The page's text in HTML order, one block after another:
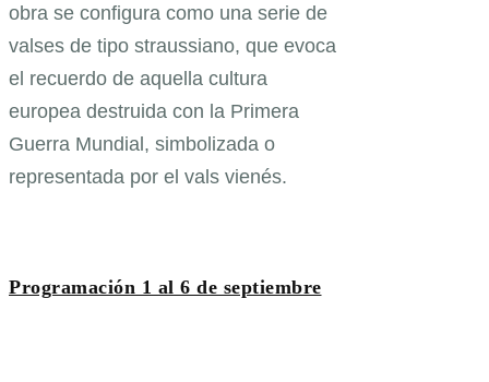
obra se configura como una serie de
valses de tipo straussiano, que evoca
el recuerdo de aquella cultura
europea destruida con la Primera
Guerra Mundial, simbolizada o
representada por el vals vienés.
Programación 1 al 6 de septiembre